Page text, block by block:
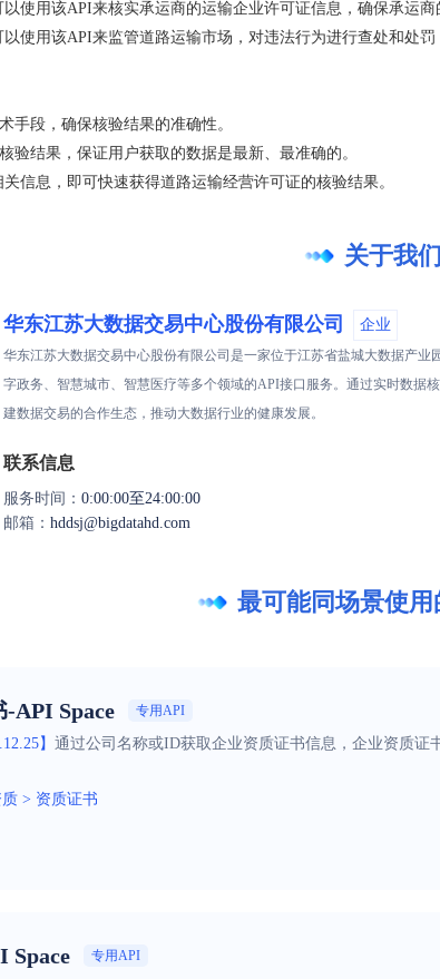
使用该API来核实承运商的运输企业许可证信息，确保承运
使用该API来监管道路运输市场，对违法行为进行查处和处罚
手段，确保核验结果的准确性。
验结果，保证用户获取的数据是最新、最准确的。
信息，即可快速获得道路运输经营许可证的核验结果。
关于我们
华东江苏大数据交易中心股份有限公司 企业
华东江苏大数据交易中心股份有限公司是一家位于江苏省盐城大数据产
字政务、智慧城市、智慧医疗等多个领域的API接口服务。通过实时数据
建数据交易的合作生态，推动大数据行业的健康发展。
联系信息
服务时间： 0:00:00至24:00:00
邮箱： hddsj@bigdatahd.com
最可能同场景使
API Space 专用API
】 通过公司名称或ID获取企业资质证书信息，企业资质证
> 资质证书
Space 专用API